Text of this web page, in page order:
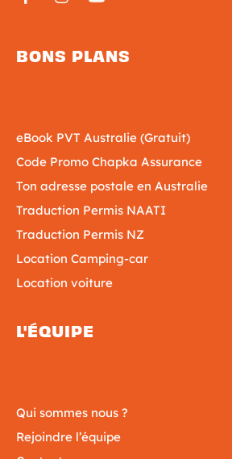
BONS PLANS
eBook PVT Australie (Gratuit)
Code Promo Chapka Assurance
Ton adresse postale en Australie
Traduction Permis NAATI
Traduction Permis NZ
Location Camping-car
Location voiture
L'ÉQUIPE
Qui sommes nous ?
Rejoindre l’équipe